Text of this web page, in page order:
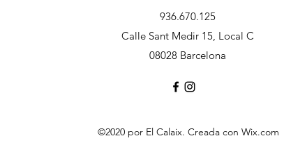
936.670.125
Calle Sant Medir 15, Local C
08028 Barcelona
©2020 por El Calaix. Creada con Wix.com